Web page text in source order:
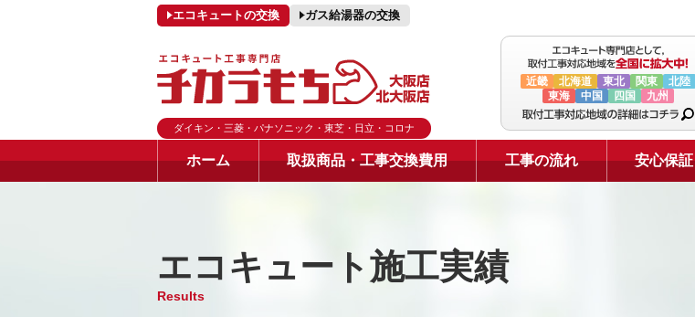
エコキュートの交換 ガス給湯器の交換
ダイキン・三菱・パナソニック・東芝・日立・コロナ
近畿 北海道 東北 関東
北陸
東海
中国 四国 九州
ホーム 取扱商品・工事交換費用 工事の流れ 安心保証
エコキュート施工実績
Results